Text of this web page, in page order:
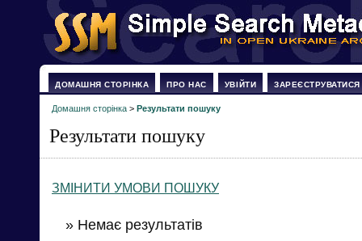
ДОМАШНЯ СТОРІНКА ПРО НАС УВІЙТИ ЗАРЕЄСТРУВАТИСЯ
Домашня сторінка > Результати пошуку
Результати пошуку
ЗМІНИТИ УМОВИ ПОШУКУ
» Немає результатів